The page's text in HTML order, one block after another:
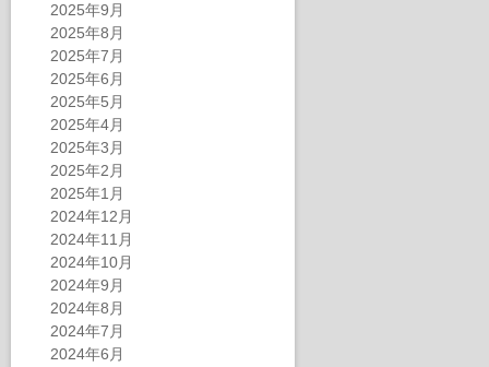
2025年9月
2025年8月
2025年7月
2025年6月
2025年5月
2025年4月
2025年3月
2025年2月
2025年1月
2024年12月
2024年11月
2024年10月
2024年9月
2024年8月
2024年7月
2024年6月